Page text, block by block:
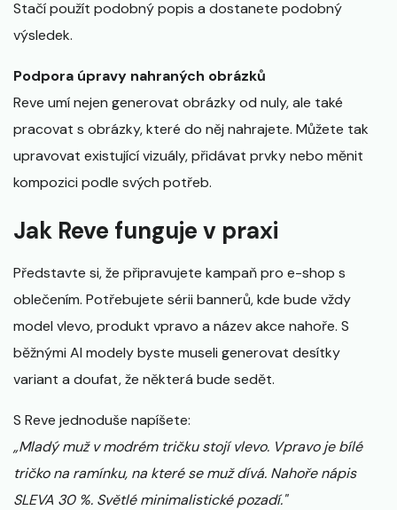
Stačí použít podobný popis a dostanete podobný
výsledek.
Podpora úpravy nahraných obrázků
Reve umí nejen generovat obrázky od nuly, ale také
pracovat s obrázky, které do něj nahrajete. Můžete tak
upravovat existující vizuály, přidávat prvky nebo měnit
kompozici podle svých potřeb.
Jak Reve funguje v praxi
Představte si, že připravujete kampaň pro e-shop s
oblečením. Potřebujete sérii bannerů, kde bude vždy
model vlevo, produkt vpravo a název akce nahoře. S
běžnými AI modely byste museli generovat desítky
variant a doufat, že některá bude sedět.
S Reve jednoduše napíšete:
„Mladý muž v modrém tričku stojí vlevo. Vpravo je bílé
tričko na ramínku, na které se muž dívá. Nahoře nápis
SLEVA 30 %. Světlé minimalistické pozadí."